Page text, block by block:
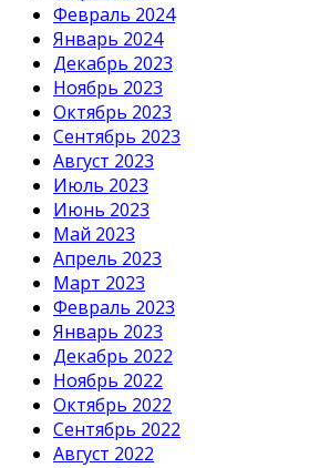
Февраль 2024
Январь 2024
Декабрь 2023
Ноябрь 2023
Октябрь 2023
Сентябрь 2023
Август 2023
Июль 2023
Июнь 2023
Май 2023
Апрель 2023
Март 2023
Февраль 2023
Январь 2023
Декабрь 2022
Ноябрь 2022
Октябрь 2022
Сентябрь 2022
Август 2022